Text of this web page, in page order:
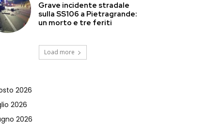
Grave incidente stradale
sulla SS106 a Pietragrande:
un morto e tre feriti
Load more
2026
2026
2026